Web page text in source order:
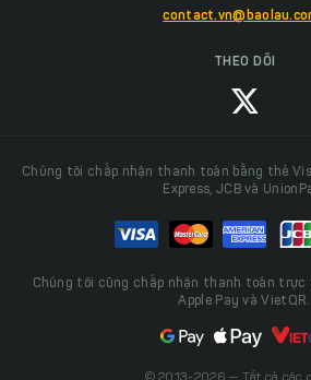
THEO DÕI
Chúng tôi chấp nhận thanh toán bằng thẻ
Express, JCB và
Chúng tôi cũng chấp nhận thanh toán trực
Apple Pay và VietQR.